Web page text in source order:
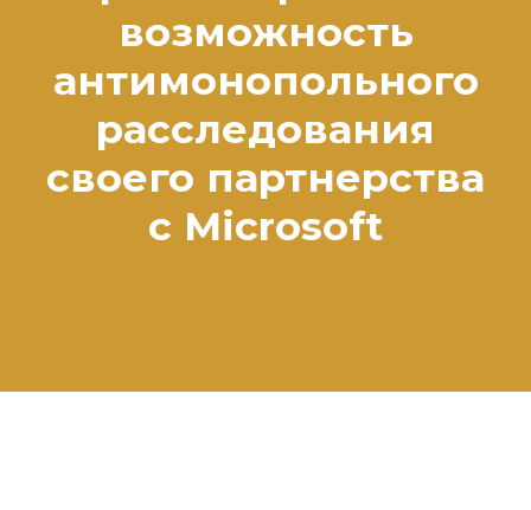
возможность
антимонопольного
расследования
своего партнерства
с Microsoft